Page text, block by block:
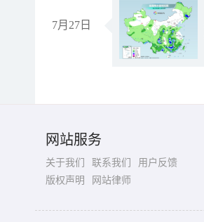
7月27日
网站服务
关于我们 联系我们
用户反馈
版权声明
网站律师